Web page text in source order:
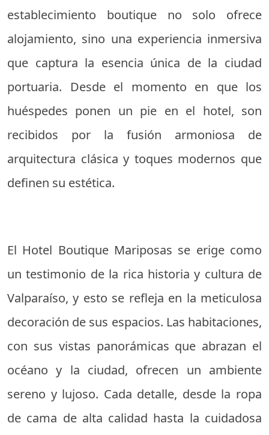
establecimiento boutique no solo ofrece
alojamiento, sino una experiencia inmersiva
que captura la esencia única de la ciudad
portuaria. Desde el momento en que los
huéspedes ponen un pie en el hotel, son
recibidos por la fusión armoniosa de
arquitectura clásica y toques modernos que
definen su estética.
El Hotel Boutique Mariposas se erige como
un testimonio de la rica historia y cultura de
Valparaíso, y esto se refleja en la meticulosa
decoración de sus espacios. Las habitaciones,
con sus vistas panorámicas que abrazan el
océano y la ciudad, ofrecen un ambiente
sereno y lujoso. Cada detalle, desde la ropa
de cama de alta calidad hasta la cuidadosa